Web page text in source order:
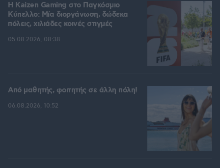
H Kaizen Gaming στο Παγκόσμιο
Kύπελλο: Μία διοργάνωση, δώδεκα
πόλεις, χιλιάδες κοινές στιγμές
05.08.2026, 08:38
Από μαθητής, φοιτητής σε άλλη πόλη!
06.08.2026, 10:52